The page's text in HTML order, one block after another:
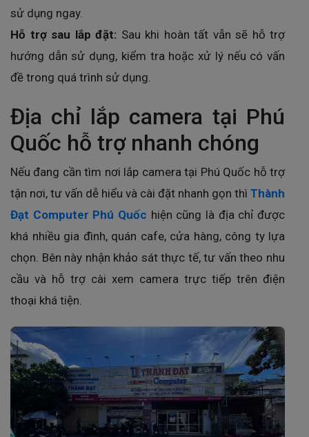
sử dụng ngay.
Hỗ trợ sau lắp đặt: Sau khi hoàn tất vẫn sẽ hỗ trợ
hướng dẫn sử dụng, kiểm tra hoặc xử lý nếu có vấn
đề trong quá trình sử dụng.
Địa chỉ lắp camera tại Phú
Quốc hỗ trợ nhanh chóng
Nếu đang cần tìm nơi lắp camera tại Phú Quốc hỗ trợ
tận nơi, tư vấn dễ hiểu và cài đặt nhanh gọn thì Thành
Đạt Computer Phú Quốc hiện cũng là địa chỉ được
khá nhiều gia đình, quán cafe, cửa hàng, công ty lựa
chọn. Bên này nhận khảo sát thực tế, tư vấn theo nhu
cầu và hỗ trợ cài xem camera trực tiếp trên điện
thoại khá tiện.